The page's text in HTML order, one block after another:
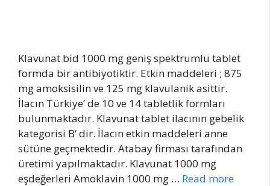
Klavunat bid 1000 mg geniş spektrumlu tablet
formda bir antibiyotiktir. Etkin maddeleri ; 875
mg amoksisilin ve 125 mg klavulanik asittir.
İlacın Türkiye’ de 10 ve 14 tabletlik formları
bulunmaktadır. Klavunat tablet ilacının gebelik
kategorisi B‘ dir. İlacın etkin maddeleri anne
sütüne geçmektedir. Atabay firması tarafından
üretimi yapılmaktadır. Klavunat 1000 mg
eşdeğerleri Amoklavin 1000 mg … Read more